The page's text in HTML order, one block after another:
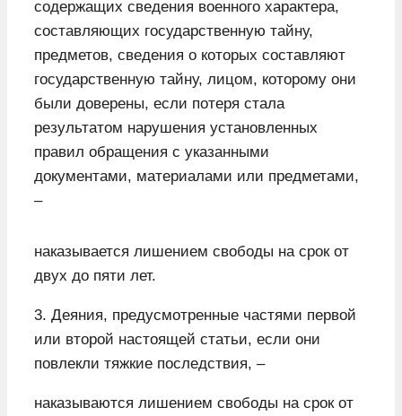
содержащих сведения военного характера,
составляющих государственную тайну,
предметов, сведения о которых составляют
государственную тайну, лицом, которому они
были доверены, если потеря стала
результатом нарушения установленных
правил обращения с указанными
документами, материалами или предметами,
–
наказывается лишением свободы на срок от
двух до пяти лет.
3. Деяния, предусмотренные частями первой
или второй настоящей статьи, если они
повлекли тяжкие последствия, –
наказываются лишением свободы на срок от